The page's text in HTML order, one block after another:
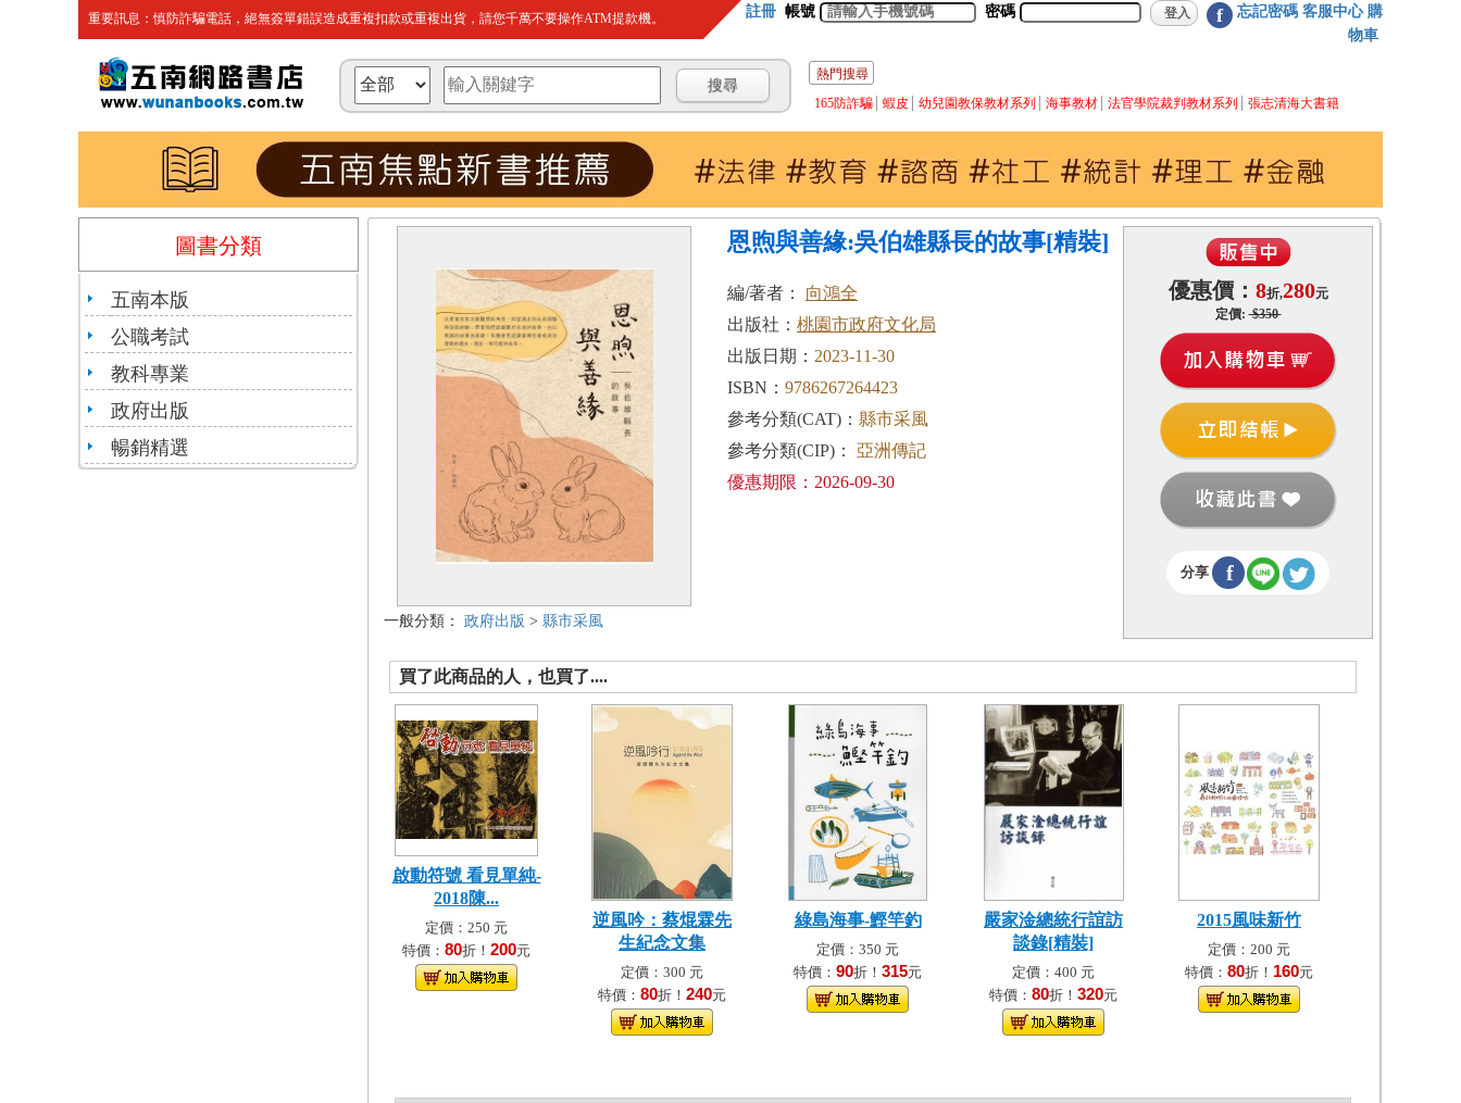
重要訊息：慎防詐騙電話，絕無簽單錯誤造成重複扣款或重複出貨，請您千萬不要操作ATM提款機。 註冊 帳號 密碼 f 忘記密碼 客服中心 購
物車
熱門搜尋
165防詐騙
蝦皮 幼兒園教保教材系列 海事教材 法官學院裁判教材系列 張志清海大書籍
圖書分類
五南本版
公職考試
教科專業
政府出版
暢銷精選
一般分類： 政府出版 > 縣市采風
恩煦與善緣:吳伯雄縣長的故事[精裝]
編/著者： 向鴻全
出版社： 桃園市政府文化局
出版日期： 2023-11-30
ISBN： 9786267264423
參考分類(CAT)： 縣市采風
參考分類(CIP)：
亞洲傳記
優惠期限：2026-09-30
優惠價： 8折,280元
定價:$350
分享 f
買了此商品的人，也買了....
啟動符號 看見單純-
2018陳...
定價：250 元
特價： 80折！ 200元
逆風吟：蔡焜霖先
生紀念文集
定價：300 元
特價： 80折！ 240元
綠島海事-鰹竿釣
定價：350 元
特價： 90折！ 315元
嚴家淦總統行誼訪
談錄[精裝]
定價：400 元
特價： 80折！ 320元
2015風味新竹
定價：200 元
特價： 80折！ 160元